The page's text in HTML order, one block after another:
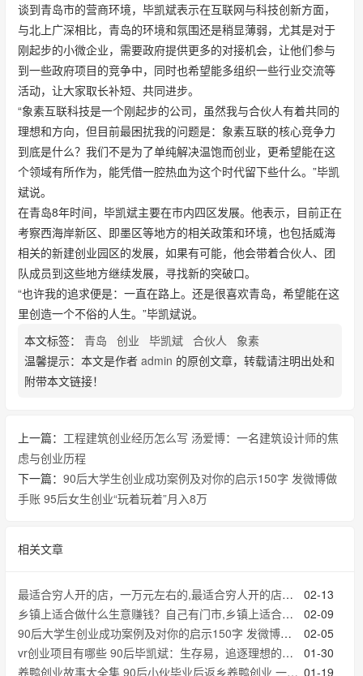
谈到青岛市的营商环境，毕凯斌表示在互联网与科技创新方面，
与北上广深相比，青岛的环境和氛围还是稍显薄弱，尤其是对于
刚起步的小微企业，需要政府提供更多的对接机会，让他们参与
到一些政府项目的竞争中，同时也希望能多组织一些行业交流等
活动，让大家取长补短、共同进步。
“象素互联科技是一个刚起步的公司，虽然我与合伙人有着共同的
理想和方向，但目前最困扰我的问题是：象素互联的核心竞争力
到底是什么？我们不是为了单纯解决温饱而创业，更希望能在这
个领域有所作为，能凭借一腔热血为这个时代留下些什么。”毕凯
斌说。
在青岛8年时间，毕凯斌主要在市内四区发展。他表示，目前正在
考察西海岸新区、即墨区等地方的相关政策和环境，也包括威海
相关的新建创业园区的发展，如果有可能，他会带着合伙人、团
队成员到这些地方继续发展，寻找新的突破口。
“也许我的追求便是：一直在路上。还是很喜欢青岛，希望能在这
里创造一个不俗的人生。”毕凯斌说。
本文标签： 青岛 创业 毕凯斌 合伙人
象素
温馨提示：本文是作者 admin 的原创文章，转载请注明出处和
附带本文链接！
上一篇： 工程建筑创业经历怎么写 汤爱博：一名建筑设计师的焦
虑与创业历程
下一篇： 90后大学生创业成功案例及对你的启示150字 发微博做
手账 95后女生创业“玩着玩着”月入8万
相关文章
02-13
最适合穷人开的店，一万元左右的,最适合穷人开的店，一万元左右的
02-09
乡镇上适合做什么生意赚钱？自己有门市,乡镇上适合做什么生意赚钱？自己有门市
02-05
90后大学生创业成功案例及对你的启示150字 发微博做手账 95后女生创业“玩着玩着”月入8万
01-30
vr创业项目有哪些 90后毕凯斌：生存易，追逐理想的创业很难
01-19
养鸭创业故事大全集 90后小伙毕业后返乡养鸭创业 一只鸭子卖到128元